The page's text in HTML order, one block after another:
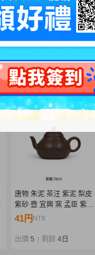
1円〜 未開封 一番くじ ワ
ンピース エルバフ編
GIANT BASH!! Vol.2 ラス
トワン賞 軍子宮 E賞 シャ
ムロック MASTERLISE
EXPIECE フィギュア
7,000円NT1,514
唐物 朱泥 茶注 紫泥 梨皮
紫砂 壺 宜興 窯 孟臣 紫砂
壷 急須 煎茶 道具 中国古
41円 NT8
出價 5 剩餘 4日